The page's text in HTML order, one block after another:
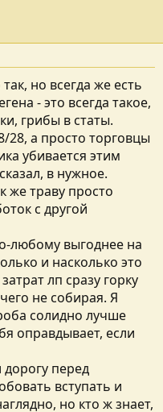
но всегда же есть
- это всегда такое,
грибы в статы.
28, а просто торговцы
убивается этим
в нужное.
же траву просто
с другой
любому выгоднее на
и насколько это
лп сразу горку
не собирая. Я
солидно лучше
оправдывает, если
перед
вступать и
но кто ж знает,